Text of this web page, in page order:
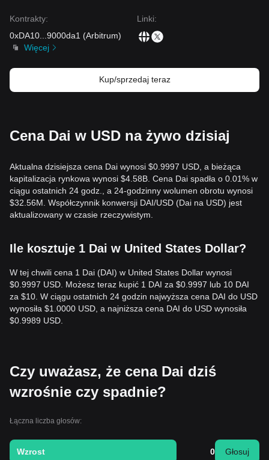
Kontrakty:
0xDA10
9000da1 (Arbitrum)
Więcej
Linki:
Kup/sprzedaj teraz
Cena Dai w USD na żywo dzisiaj
Aktualna dzisiejsza cena Dai wynosi $0.9997 USD, a bieżąca
kapitalizacja rynkowa wynosi $4.58B. Cena Dai spadła o 0.01% w
ciągu ostatnich 24 godz., a 24-godzinny wolumen obrotu wynosi
$32.56M. Współczynnik konwersji DAI/USD (Dai na USD) jest
aktualizowany w czasie rzeczywistym.
Ile kosztuje 1 Dai w United States Dollar?
W tej chwili cena 1 Dai (DAI) w United States Dollar wynosi
$0.9997 USD. Możesz teraz kupić 1 DAI za $0.9997 lub 10 DAI
za $10. W ciągu ostatnich 24 godzin najwyższa cena DAI do USD
wynosiła $1.0000 USD, a najniższa cena DAI do USD wynosiła
$0.9989 USD.
Czy uważasz, że cena Dai dziś
wzrośnie czy spadnie?
Łączna liczba głosów:
Wzrost 0 Głosuj